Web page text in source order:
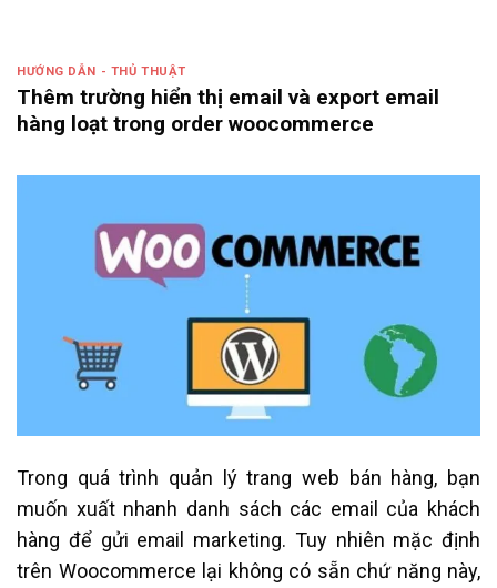
HƯỚNG DẪN - THỦ THUẬT
Thêm trường hiển thị email và export email
hàng loạt trong order woocommerce
Trong quá trình quản lý trang web bán hàng, bạn
muốn xuất nhanh danh sách các email của khách
hàng để gửi email marketing. Tuy nhiên mặc định
trên Woocommerce lại không có sẵn chứ năng này,